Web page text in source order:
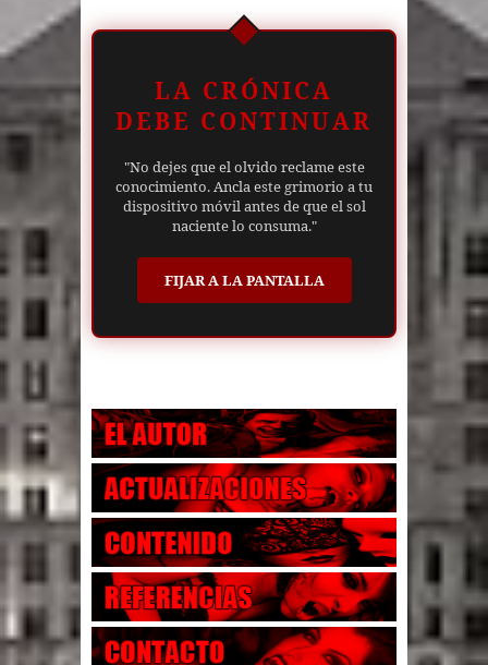
LA CRÓNICA
DEBE CONTINUAR
"No dejes que el olvido reclame este
conocimiento. Ancla este grimorio a tu
dispositivo móvil antes de que el sol
naciente lo consuma."
FIJAR A LA PANTALLA